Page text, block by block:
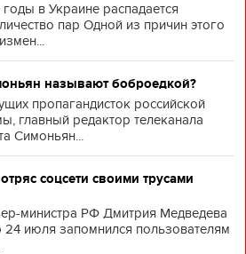
в Украине распадается
пар Одной из причин этого
называют боброедкой?
пропагандисток российской
главный редактор телеканала
Симоньян...
соцсети своими трусами
министра РФ Дмитрия Медведева
24 июля запомнился пользователям